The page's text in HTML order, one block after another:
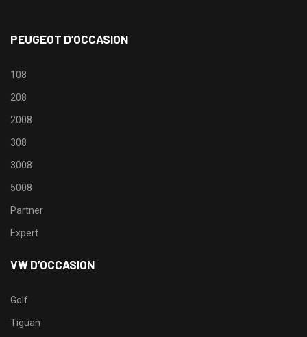
PEUGEOT D’OCCASION
108
208
2008
308
3008
5008
Partner
Expert
VW D’OCCASION
Golf
Tiguan